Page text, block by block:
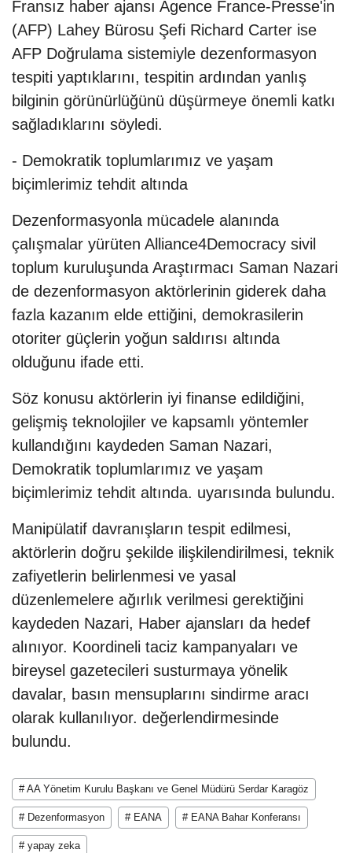
Fransız haber ajansı Agence France-Presse'in
(AFP) Lahey Bürosu Şefi Richard Carter ise
AFP Doğrulama sistemiyle dezenformasyon
tespiti yaptıklarını, tespitin ardından yanlış
bilginin görünürlüğünü düşürmeye önemli katkı
sağladıklarını söyledi.
- Demokratik toplumlarımız ve yaşam
biçimlerimiz tehdit altında
Dezenformasyonla mücadele alanında
çalışmalar yürüten Alliance4Democracy sivil
toplum kuruluşunda Araştırmacı Saman Nazari
de dezenformasyon aktörlerinin giderek daha
fazla kazanım elde ettiğini, demokrasilerin
otoriter güçlerin yoğun saldırısı altında
olduğunu ifade etti.
Söz konusu aktörlerin iyi finanse edildiğini,
gelişmiş teknolojiler ve kapsamlı yöntemler
kullandığını kaydeden Saman Nazari,
Demokratik toplumlarımız ve yaşam
biçimlerimiz tehdit altında. uyarısında bulundu.
Manipülatif davranışların tespit edilmesi,
aktörlerin doğru şekilde ilişkilendirilmesi, teknik
zafiyetlerin belirlenmesi ve yasal
düzenlemelere ağırlık verilmesi gerektiğini
kaydeden Nazari, Haber ajansları da hedef
alınıyor. Koordineli taciz kampanyaları ve
bireysel gazetecileri susturmaya yönelik
davalar, basın mensuplarını sindirme aracı
olarak kullanılıyor. değerlendirmesinde
bulundu.
# AA Yönetim Kurulu Başkanı ve Genel Müdürü Serdar Karagöz
# Dezenformasyon # EANA # EANA Bahar Konferansı
# yapay zeka